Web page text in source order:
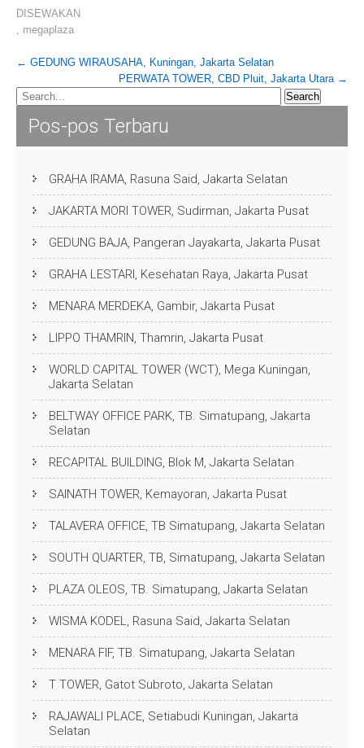
DISEWAKAN
megaplaza
Post
navigation
← GEDUNG WIRAUSAHA, Kuningan, Jakarta Selatan
PERWATA TOWER, CBD Pluit, Jakarta Utara →
Pos-pos Terbaru
GRAHA IRAMA, Rasuna Said, Jakarta Selatan
JAKARTA MORI TOWER, Sudirman, Jakarta Pusat
GEDUNG BAJA, Pangeran Jayakarta, Jakarta Pusat
GRAHA LESTARI, Kesehatan Raya, Jakarta Pusat
MENARA MERDEKA, Gambir, Jakarta Pusat
LIPPO THAMRIN, Thamrin, Jakarta Pusat
WORLD CAPITAL TOWER (WCT), Mega Kuningan,
Jakarta Selatan
BELTWAY OFFICE PARK, TB. Simatupang, Jakarta
Selatan
RECAPITAL BUILDING, Blok M, Jakarta Selatan
SAINATH TOWER, Kemayoran, Jakarta Pusat
TALAVERA OFFICE, TB Simatupang, Jakarta Selatan
SOUTH QUARTER, TB, Simatupang, Jakarta Selatan
PLAZA OLEOS, TB. Simatupang, Jakarta Selatan
WISMA KODEL, Rasuna Said, Jakarta Selatan
MENARA FIF, TB. Simatupang, Jakarta Selatan
T TOWER, Gatot Subroto, Jakarta Selatan
RAJAWALI PLACE, Setiabudi Kuningan, Jakarta
Selatan